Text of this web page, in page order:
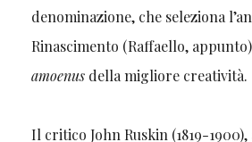
denominazione, che seleziona
Rinascimento (Raffaello,
amoenusdella migliore creatività.
Il critico John Ruskin (1819-